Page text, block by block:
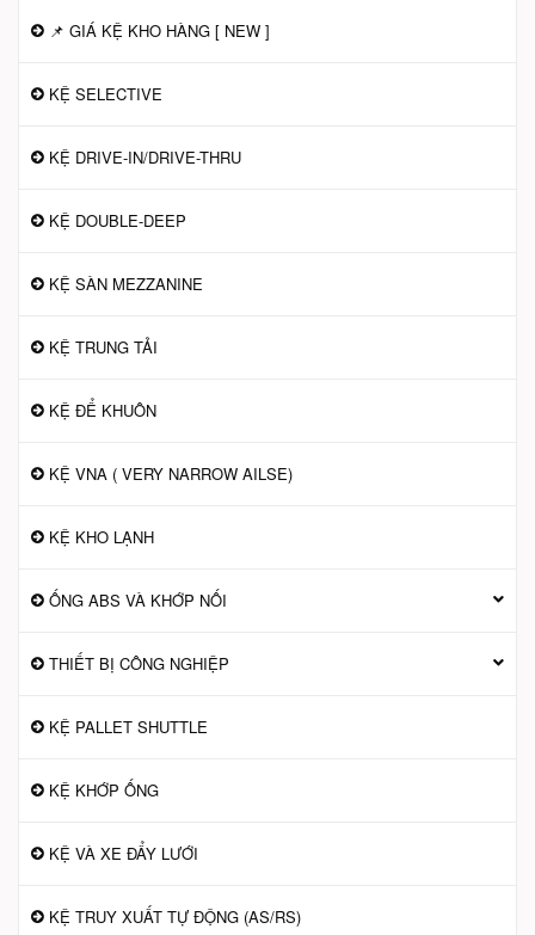
📌 GIÁ KỆ KHO HÀNG [ NEW ]
KỆ SELECTIVE
KỆ DRIVE-IN/DRIVE-THRU
KỆ DOUBLE-DEEP
KỆ SÀN MEZZANINE
KỆ TRUNG TẢI
KỆ ĐỂ KHUÔN
KỆ VNA ( VERY NARROW AILSE)
KỆ KHO LẠNH
ỐNG ABS VÀ KHỚP NỐI
THIẾT BỊ CÔNG NGHIỆP
KỆ PALLET SHUTTLE
KỆ KHỚP ỐNG
KỆ VÀ XE ĐẨY LƯỚI
KỆ TRUY XUẤT TỰ ĐỘNG (AS/RS)